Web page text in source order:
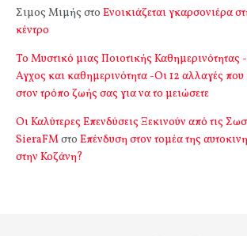
Σιμος Μιμής στο Ενοικιάζεται γκαρσονιέρα
κέντρο
Το Μυστικό μιας Ποιοτικής Καθημερινότητας
Αγχος και καθημερινότητα -Οι 12 αλλαγές που
στον τρόπο ζωής σας για να το μειώσετε
Οι Καλύτερες Επενδύσεις Ξεκινούν από τις
SieraFMστο Επένδυση στον τομέα της
στην Κοζάνη?